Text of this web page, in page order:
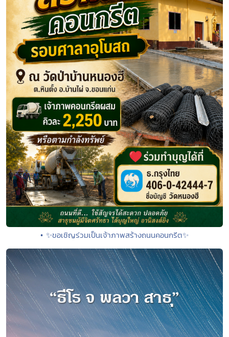
• ✨ขอเชิญร่วมเป็นเจ้าภาพสร้างถนนคอนกรีต✨